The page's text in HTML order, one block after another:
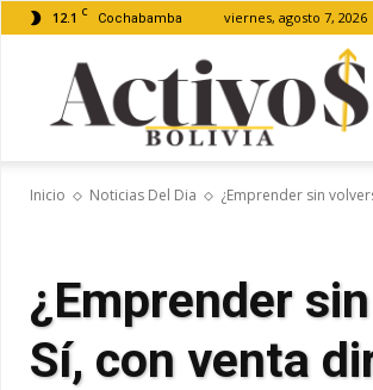
12.1 C Cochabamba viernes, agosto 7, 2026
Inicio Noticias Del Dia ¿Emprender sin
¿Emprender
Sí, con venta